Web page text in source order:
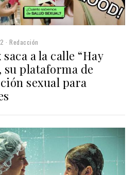
Redacción
a la calle “Hay
su plataforma de
sexual para